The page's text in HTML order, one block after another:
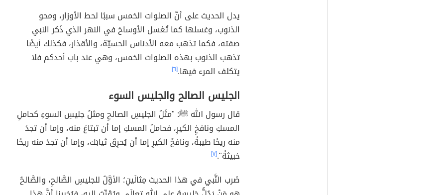
يدل الحديث على أنّ الصلوات الخمس سببًا لحط الأوزار، ومحو
الذنوب، وغسلها كما تُغسل الأوساخ في النهر الذي ذَكر النبي
صفته، فكما تذهب معه الأدناس الحسيّة، والأقذار، فكذلك أيضًا
تذهب الذنوب بهذه الصلوات الخمس، وهي عند باب أحدكم فلا
يتكلف المرء فيها.[٦]
الجليس الصالح والجليس السوء
قال رسول الله ﷺ: "مثَلُ الجليسِ الصالحِ ومثلُ جليسِ السوءِ كحاملِ
المسكِ ونافخِ الكيرِ، فحاملُ المسكِ إما أن تبتاعَ منه، وإما أن تجدَ
منه ريحًا طيبةً، ونافخُ الكيرِ إما أن يُحرِقَ ثيابَك، وإما أن تجدَ منه ريحًا
خبيثةً".[٧]
ضَرب النَّبي في هذا الحديث مِثالَينِ؛ الأوَّلُ للجليسِ الصَّالحِ، والصَّالحُ